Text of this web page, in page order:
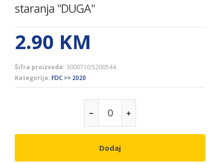
staranja ''DUGA''
2.90 KM
Šifra proizvoda: 3000710;5200544
Kategorija: FDC >> 2020
Dodaj